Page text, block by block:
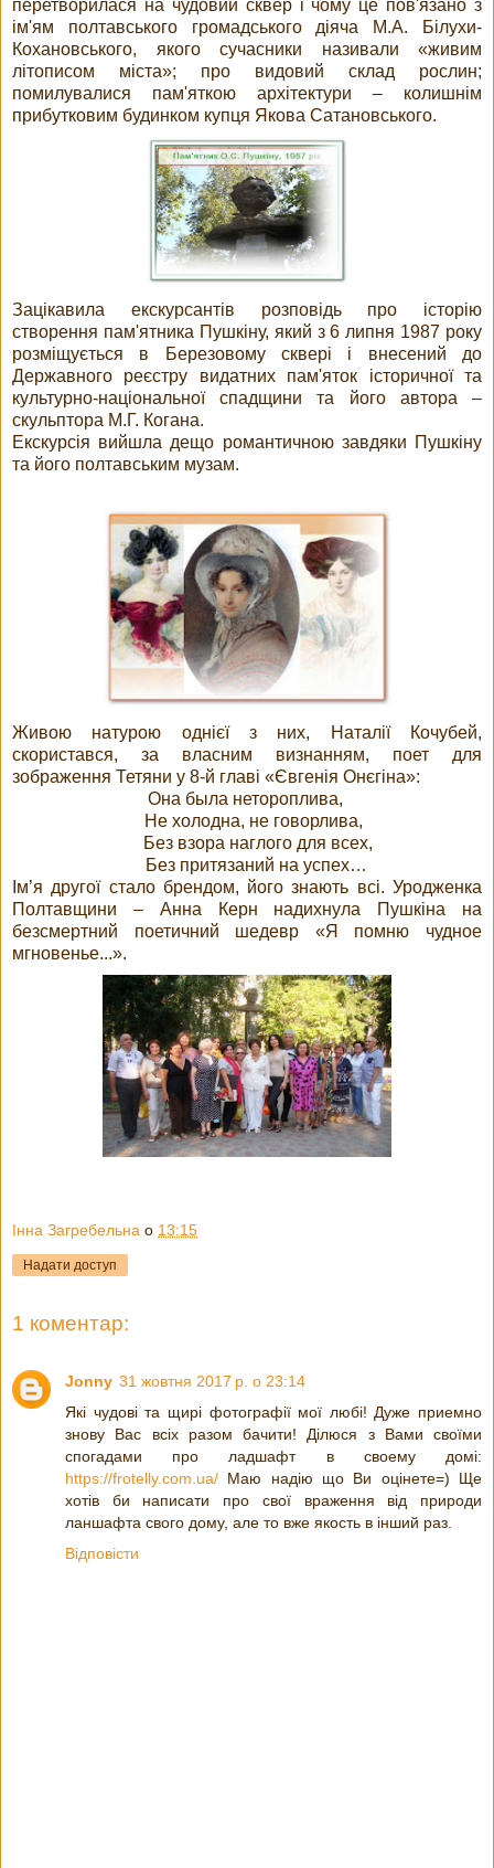
перетворилася на чудовий сквер і чому це пов'язано з
ім'ям полтавського громадського діяча М.А. Білухи-
Кохановського, якого сучасники називали «живим
літописом міста»; про видовий склад рослин;
помилувалися пам'яткою архітектури – колишнім
прибутковим будинком купця Якова Сатановського.
Зацікавила екскурсантів розповідь про історію
створення пам'ятника Пушкіну, який з 6 липня 1987 року
розміщується в Березовому сквері і внесений до
Державного реєстру видатних пам'яток історичної та
культурно-національної спадщини та його автора –
скульптора М.Г. Когана.
Екскурсія вийшла дещо романтичною завдяки Пушкіну
та його полтавським музам.
Живою натурою однієї з них, Наталії Кочубей,
скористався, за власним визнанням, поет для
зображення Тетяни у 8-й главі «Євгенія Онєгіна»:
Она была нетороплива,
Не холодна, не говорлива,
Без взора наглого для всех,
Без притязаний на успех…
Ім’я другої стало брендом, його знають всі. Уродженка
Полтавщини – Анна Керн надихнула Пушкіна на
безсмертний поетичний шедевр «Я помню чудное
мгновенье...».
Інна Загребельна о 13:15
Надати доступ
1 коментар:
Jonny 31 жовтня 2017 р. о 23:14
Які чудові та щирі фотографії мої любі! Дуже приемно
знову Вас всіх разом бачити! Ділюся з Вами своїми
спогадами про ладшафт в своему домі:
https://frotelly.com.ua/ Маю надію що Ви оцінете=) Ще
хотів би написати про свої враження від природи
ланшафта свого дому, але то вже якость в інший раз.
Відповісти